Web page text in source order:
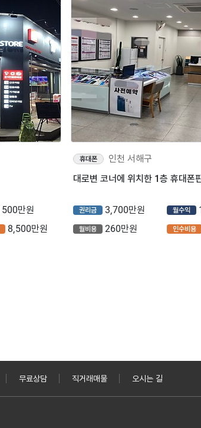
500만원
8,500만원
휴대폰
인천 서해구
권리금 3,700만원 월수익
월비용 260만원 인수비용
무료상담 직거래매물 오시는 길